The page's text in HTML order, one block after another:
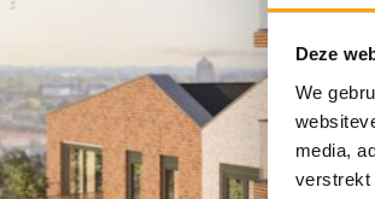
Deze
We
media,
verstrekt